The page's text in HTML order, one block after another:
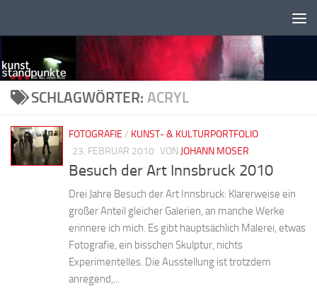
SCHLAGWÖRTER: ACRYL
FOTOGRAFIE / KUNST- & KULTURPORTFOLIO
23. FEBRUAR 2010 VON JOHANN MOSER
Besuch der Art Innsbruck 2010
Drei Jahre Besuch der Art Innsbruck: Klarerweise ein
großer Anteil gleicher Galerien, an manche Werke
erinnere ich mich. Es gibt hauptsächlich Malerei, etwas
Fotografie, ein bisschen Skulptur, nichts
Experimentelles. Die Ausstellung ist trotzdem
anregend,...